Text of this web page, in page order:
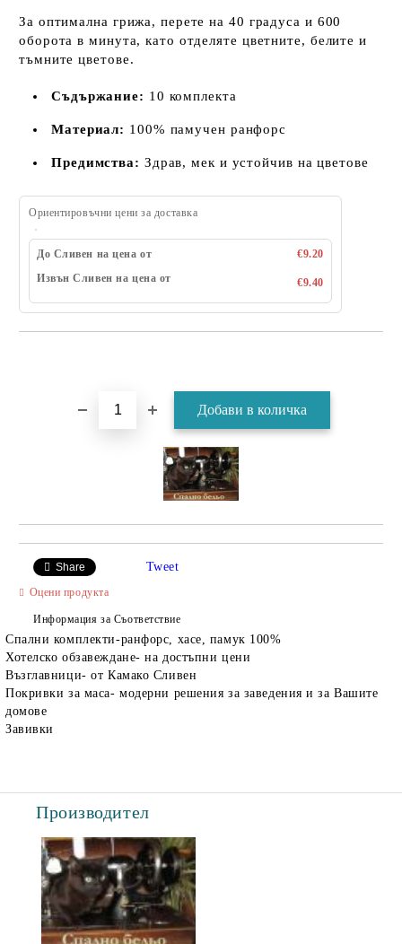
За оптимална грижа, перете на 40 градуса и 600
оборота в минута, като отделяте цветните, белите и
тъмните цветове.
Съдържание: 10 комплекта
Материал: 100% памучен ранфорс
Предимства: Здрав, мек и устойчив на цветове
Ориентировъчни цени за доставка
До Сливен на цена от
€9.20
Извън Сливен на цена от
€9.40
Share Tweet
Оцени продукта
Информация за Съответствие
Спални комплекти-ранфорс, хасе, памук 100%
Хотелско обзавеждане- на достъпни цени
Възглавници- от Камако Сливен
Покривки за маса- модерни решения за заведения и за Вашите
домове
Завивки
Производител